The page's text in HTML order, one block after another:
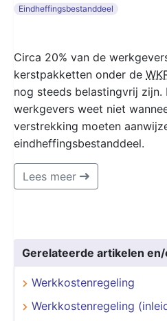
Eindheffingsbestanddeel
Circa 20% van de
kerstpakketten onder de
nog steeds belastingvrij zijn.
werkgevers weet niet
verstrekking moeten
eindheffingsbestanddeel.
Lees meer
Gerelateerde artikelen
Werkkostenregeling
Werkkostenregeling